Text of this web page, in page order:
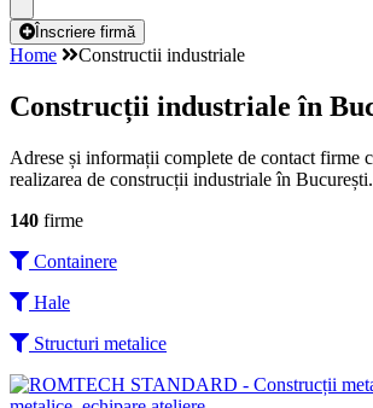
Înscriere firmă
Home Constructii industriale
Construcții industriale în
Adrese și informații complete de contact firme
realizarea de construcții industriale în București.
140 firme
Containere
Hale
Structuri metalice